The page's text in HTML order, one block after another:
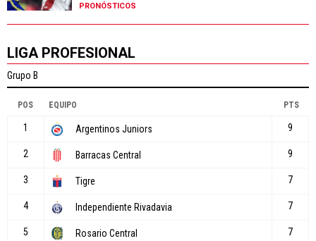
PRONÓSTICOS
LIGA PROFESIONAL